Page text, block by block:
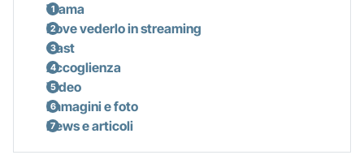
Trama
Dove vederlo in streaming
Cast
Accoglienza
Video
Immagini e foto
News e articoli